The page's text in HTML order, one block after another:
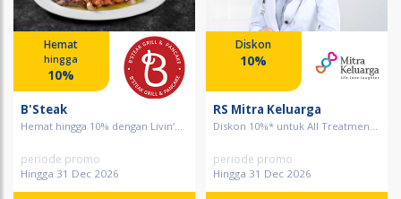
Hemat
hingga
10%
B'Steak
Hemat hingga 10% dengan Livin’...
periode promo
Hingga 31 Dec 2026
Diskon
10%
RS Mitra Keluarga
Diskon 10%* untuk All Treatmen...
periode promo
Hingga 31 Dec 2026